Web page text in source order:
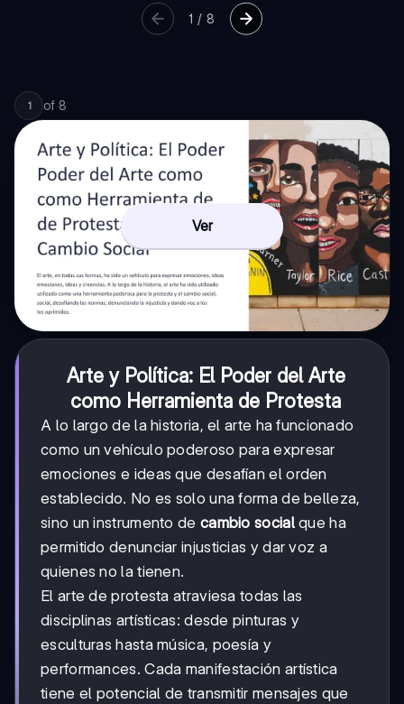
1 / 8
1 of 8
Ver
Arte y Política: El Poder del Arte
como Herramienta de Protesta
A lo largo de la historia, el arte ha funcionado
como un vehículo poderoso para expresar
emociones e ideas que desafían el orden
establecido. No es solo una forma de belleza,
sino un instrumento de cambio socialque ha
permitido denunciar injusticias y dar voz a
quienes no la tienen.
El arte de protesta atraviesa todas las
disciplinas artísticas: desde pinturas y
esculturas hasta música, poesía y
performances. Cada manifestación artística
tiene el potencial de transmitir mensajes que